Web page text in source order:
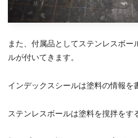
また、付属品としてステンレスボー
ルが付いてきます。
インデックスシールは塗料の情報を
ステンレスボールは塗料を撹拌をす